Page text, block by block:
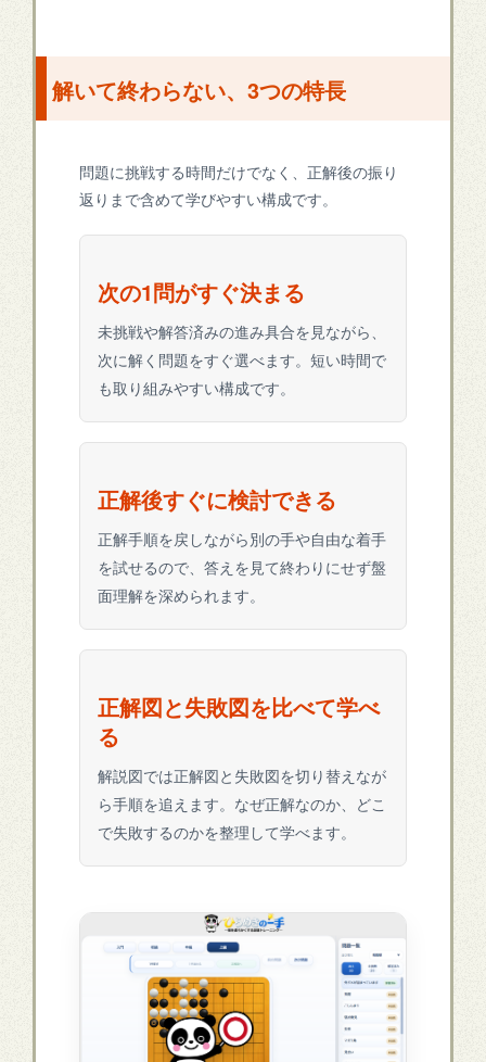
解いて終わらない、3つの特長
問題に挑戦する時間だけでなく、正解後の振り
返りまで含めて学びやすい構成です。
次の1問がすぐ決まる
未挑戦や解答済みの進み具合を見ながら、
次に解く問題をすぐ選べます。短い時間で
も取り組みやすい構成です。
正解後すぐに検討できる
正解手順を戻しながら別の手や自由な着手
を試せるので、答えを見て終わりにせず盤
面理解を深められます。
正解図と失敗図を比べて学べ
る
解説図では正解図と失敗図を切り替えなが
ら手順を追えます。なぜ正解なのか、どこ
で失敗するのかを整理して学べます。